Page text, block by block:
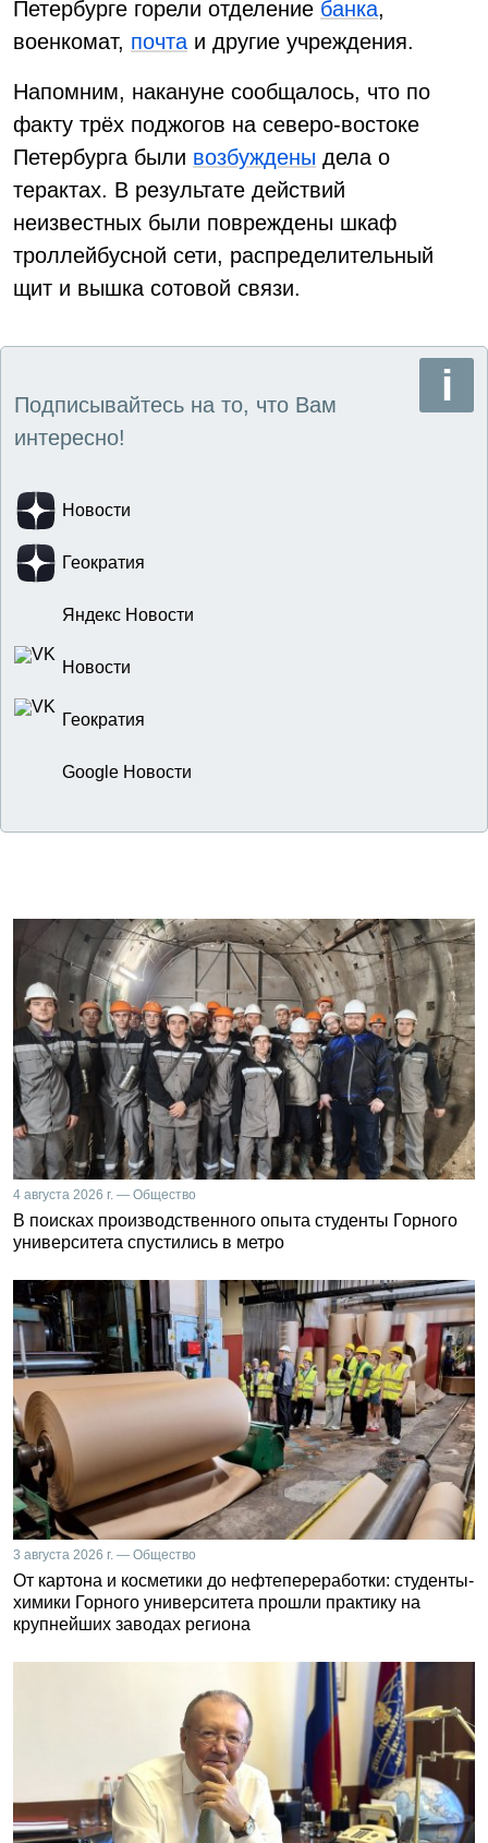
Петербурге горели отделение банка,
военкомат, почта и другие учреждения.
Напомним, накануне сообщалось, что по
факту трёх поджогов на северо-востоке
Петербурга были возбуждены дела о
терактах. В результате действий
неизвестных были повреждены шкаф
троллейбусной сети, распределительный
щит и вышка сотовой связи.
Подписывайтесь на то, что Вам
интересно!
Новости
Геократия
Яндекс Новости
Новости
Геократия
Google Новости
4 августа 2026 г. — Общество
В поисках производственного опыта студенты Горного
университета спустились в метро
3 августа 2026 г. — Общество
От картона и косметики до нефтепереработки: студенты-
химики Горного университета прошли практику на
крупнейших заводах региона